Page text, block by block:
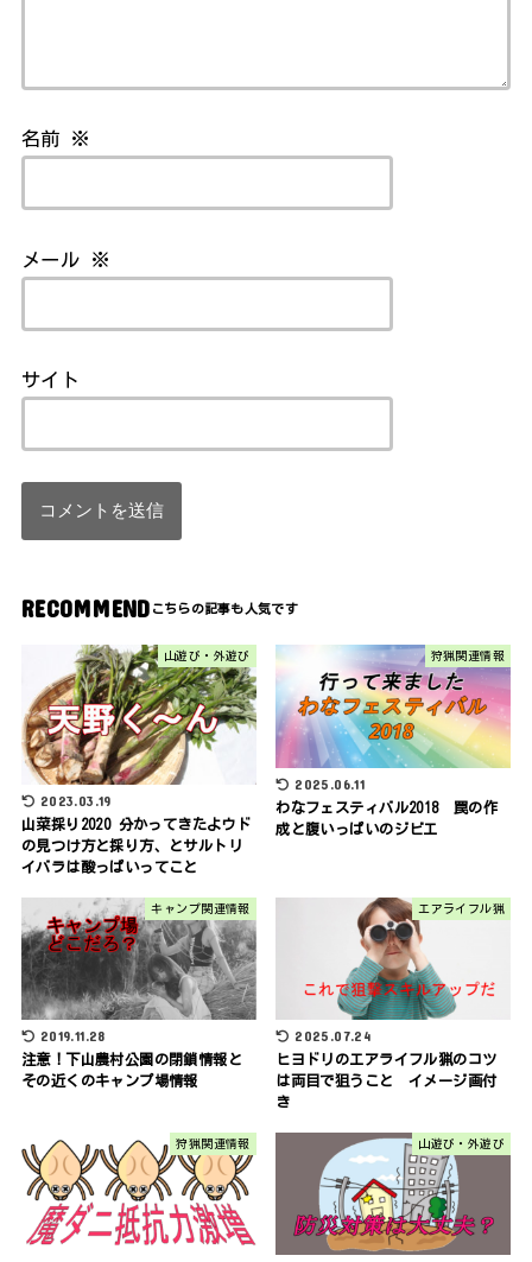
名前 ※
メール ※
サイト
RECOMMEND
山遊び・外遊び
2023.03.19
山菜採り2020 分かってきたよウド
の見つけ方と採り方、とサルトリ
イバラは酸っぱいってこと
狩猟関連情報
2025.06.11
わなフェスティバル2018 罠の作
成と腹いっぱいのジビエ
キャンプ関連情報
2019.11.28
注意！下山農村公園の閉鎖情報と
その近くのキャンプ場情報
エアライフル猟
2025.07.24
ヒヨドリのエアライフル猟のコツ
は両目で狙うこと イメージ画付
き
狩猟関連情報 山遊び・外遊び